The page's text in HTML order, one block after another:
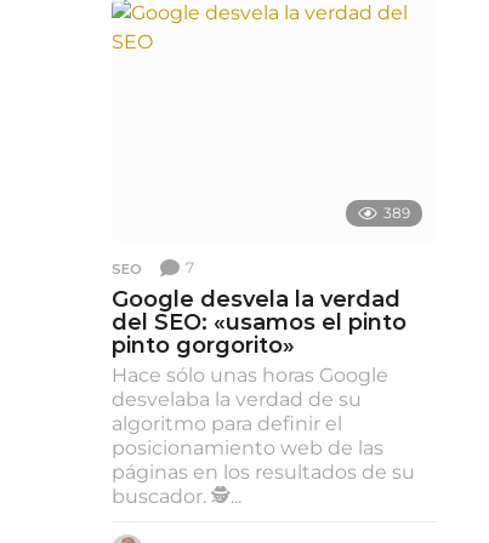
s
389
SEO 7
Google desvela la verdad
del SEO: «usamos el pinto
pinto gorgorito»
Hace sólo unas horas Google
desvelaba la verdad de su
algoritmo para definir el
posicionamiento web de las
páginas en los resultados de su
buscador. 🕵...